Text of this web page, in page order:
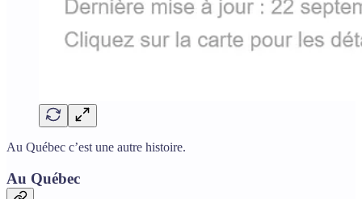
Au Québec c’est une autre histoire.
Au Québec